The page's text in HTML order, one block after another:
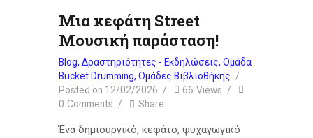
Μια κεφάτη Street
Μουσική παράσταση!
Blog, Δραστηριότητες - Εκδηλώσεις, Ομάδα
Bucket Drumming, Ομάδες Βιβλιοθήκης
Posted on 12/02/2026 66 Views
0 Comments Share
Ένα δημιουργικό, κεφάτο, ψυχαγωγικό